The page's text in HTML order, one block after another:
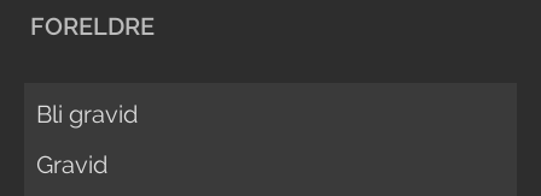
FORELDRE
Bli gravid
Gravid